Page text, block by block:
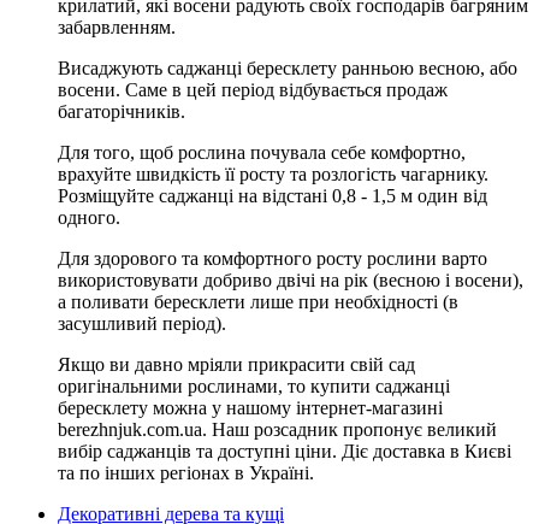
крилатий, які восени радують своїх господарів багряним
забарвленням.
Висаджують саджанці бересклету ранньою весною, або
восени. Саме в цей період відбувається продаж
багаторічників.
Для того, щоб рослина почувала себе комфортно,
врахуйте швидкість її росту та розлогість чагарнику.
Розміщуйте саджанці на відстані 0,8 - 1,5 м один від
одного.
Для здорового та комфортного росту рослини варто
використовувати добриво двічі на рік (весною і восени),
а поливати бересклети лише при необхідності (в
засушливий період).
Якщо ви давно мріяли прикрасити свій сад
оригінальними рослинами, то купити саджанці
бересклету можна у нашому інтернет-магазині
berezhnjuk.com.ua. Наш розсадник пропонує великий
вибір саджанців та доступні ціни. Діє доставка в Києві
та по інших регіонах в Україні.
Декоративні дерева та кущі